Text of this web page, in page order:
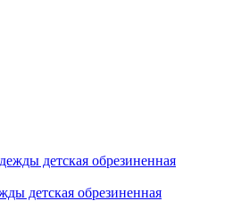
детская обрезиненная